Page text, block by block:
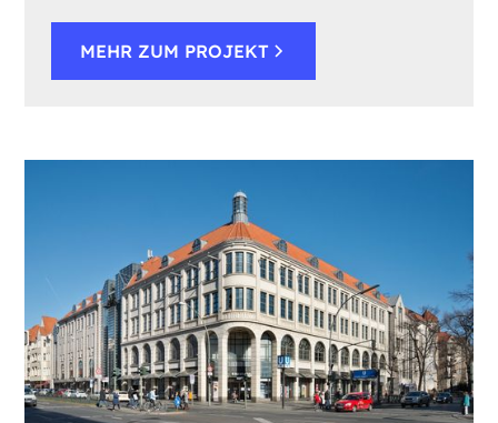
MEHR ZUM PROJEKT